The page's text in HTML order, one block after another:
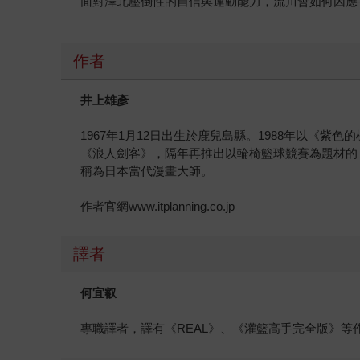
作者
井上雄彥
1967年1月12日出生於鹿兒島縣。1988年以《紫色
《浪人劍客》，隔年再推出以輪椅籃球競賽為題材
稱為日本當代漫畫大師。
作者官網www.itplanning.co.jp
譯者
何宜叡
專職譯者，譯有《REAL》、《灌籃高手完全版》等